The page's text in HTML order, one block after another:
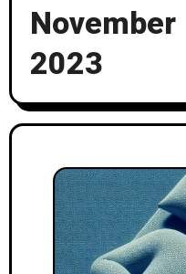
November
2023